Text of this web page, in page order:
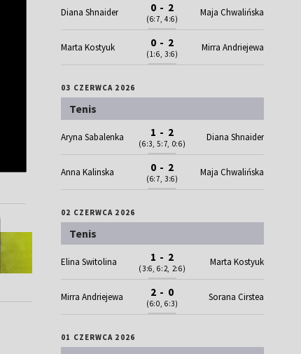
Diana Shnaider 0 - 2
(6:7, 4:6)
Maja Chwalińska
Marta Kostyuk 0 - 2
(1:6, 3:6)
Mirra Andriejewa
03 CZERWCA 2026
Tenis
Aryna Sabalenka 1 - 2
(6:3, 5:7, 0:6)
Diana Shnaider
Anna Kalinska 0 - 2
(6:7, 3:6)
Maja Chwalińska
02 CZERWCA 2026
Tenis
Elina Switolina 1 - 2
(3:6, 6:2, 2:6)
Marta Kostyuk
Mirra Andriejewa 2 - 0
(6:0, 6:3)
Sorana Cirstea
01 CZERWCA 2026